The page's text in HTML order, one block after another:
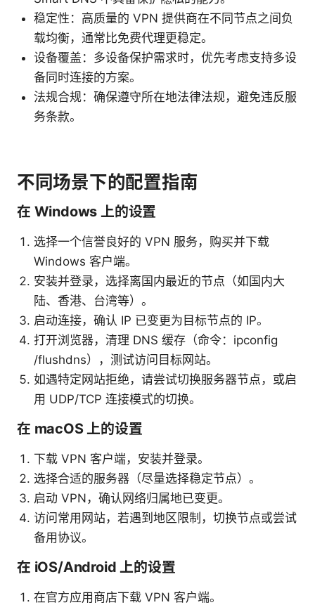
稳定性：高质量的 VPN 提供商在不同节点之间负
载均衡，通常比免费代理更稳定。
设备覆盖：多设备保护需求时，优先考虑支持多设
备同时连接的方案。
法规合规：确保遵守所在地法律法规，避免违反服
务条款。
不同场景下的配置指南
在 Windows 上的设置
选择一个信誉良好的 VPN 服务，购买并下载
Windows 客户端。
安装并登录，选择离国内最近的节点（如国内大
陆、香港、台湾等）。
启动连接，确认 IP 已变更为目标节点的 IP。
打开浏览器，清理 DNS 缓存（命令：ipconfig
/flushdns），测试访问目标网站。
如遇特定网站拒绝，请尝试切换服务器节点，或启
用 UDP/TCP 连接模式的切换。
在 macOS 上的设置
下载 VPN 客户端，安装并登录。
选择合适的服务器（尽量选择稳定节点）。
启动 VPN，确认网络归属地已变更。
访问常用网站，若遇到地区限制，切换节点或尝试
备用协议。
在 iOS/Android 上的设置
在官方应用商店下载 VPN 客户端。